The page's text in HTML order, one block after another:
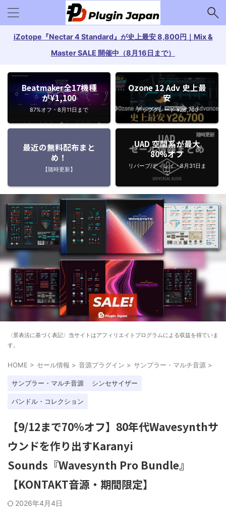
iZotope『Nectar 4 Standard』が史上最安 8,800円｜Mix &
Master SALE 開催中（8月16日まで）
Beatmaker全17機種
が¥1,100
87%オフ・8月11日まで
Ozone 12 Adv 史上最
安
アップグレード ¥26,700
最近の無料配布まと
め！
【随時更新】
UAD 空間系が最大
80%オフ
リバーブ/ディレイ・8月31日ま
で
〈景表法に基づく表記〉当サイトはアフィリエイトプログラムによる収益を得ていま
す。
HOME > セール情報 > 音源プラグイン > サンプラー・マルチ音源 >
サンプラー・マルチ音源 シンセサイザー
バンドル・コレクション
【9/12まで70%オフ】80年代Wavesynthサ
ウンドを作り出すKaranyi
Sounds『Wavesynth Pro Bundle』
【KONTAKT音源・期間限定】
2026年4月4日